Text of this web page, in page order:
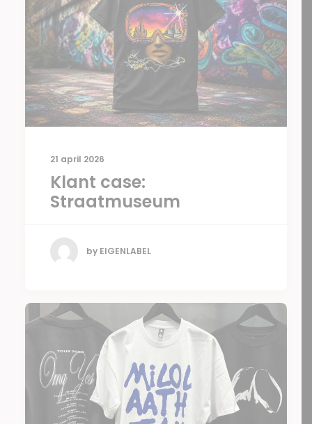
21 april 2026
Klant case:
Straatmuseum
by EIGENLABEL